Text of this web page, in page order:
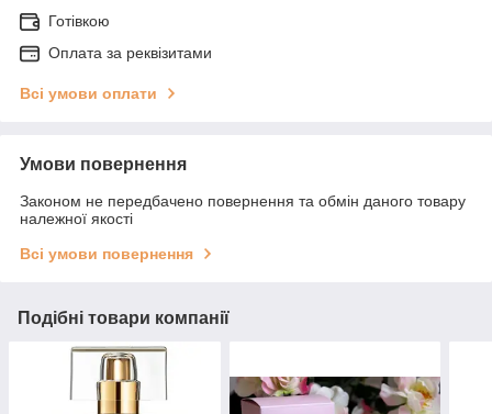
Готівкою
Оплата за реквізитами
Всі умови оплати
Умови повернення
Законом не передбачено повернення та обмін даного товару
належної якості
Всі умови повернення
Подібні товари компанії